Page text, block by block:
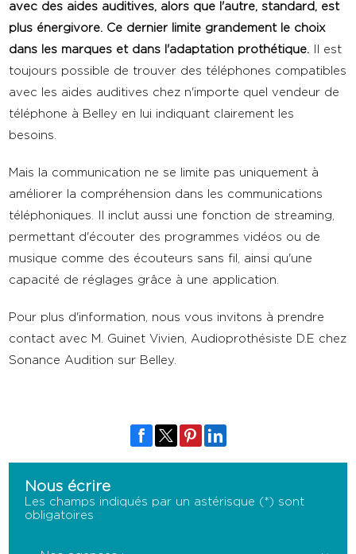
avec des aides auditives, alors que l'autre, standard, est
plus énergivore. Ce dernier limite grandement le choix
dans les marques et dans l'adaptation prothétique. Il est
toujours possible de trouver des téléphones compatibles
avec les aides auditives chez n'importe quel vendeur de
téléphone à Belley en lui indiquant clairement les
besoins.
Mais la communication ne se limite pas uniquement à
améliorer la compréhension dans les communications
téléphoniques. Il inclut aussi une fonction de streaming,
permettant d'écouter des programmes vidéos ou de
musique comme des écouteurs sans fil, ainsi qu'une
capacité de réglages grâce à une application.
Pour plus d'information, nous vous invitons à prendre
contact avec M. Guinet Vivien, Audioprothésiste D.E chez
Sonance Audition sur Belley.
Nous écrire
Les champs indiqués par un astérisque (*) sont
obligatoires